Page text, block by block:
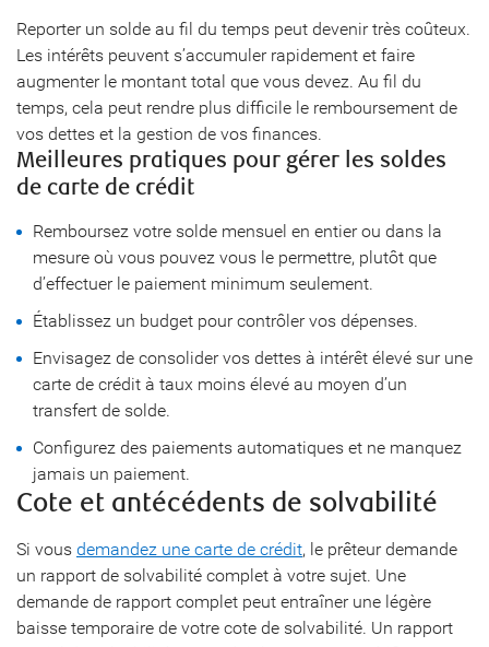
Reporter un solde au fil du temps peut devenir très coûteux.
Les intérêts peuvent s’accumuler rapidement et faire
augmenter le montant total que vous devez. Au fil du
temps, cela peut rendre plus difficile le remboursement de
vos dettes et la gestion de vos finances.
Meilleures pratiques pour gérer les soldes
de carte de crédit
Remboursez votre solde mensuel en entier ou dans la
mesure où vous pouvez vous le permettre, plutôt que
d’effectuer le paiement minimum seulement.
Établissez un budget pour contrôler vos dépenses.
Envisagez de consolider vos dettes à intérêt élevé sur une
carte de crédit à taux moins élevé au moyen d’un
transfert de solde.
Configurez des paiements automatiques et ne manquez
jamais un paiement.
Cote et antécédents de solvabilité
Si vous demandez une carte de crédit, le prêteur demande
un rapport de solvabilité complet à votre sujet. Une
demande de rapport complet peut entraîner une légère
baisse temporaire de votre cote de solvabilité. Un rapport